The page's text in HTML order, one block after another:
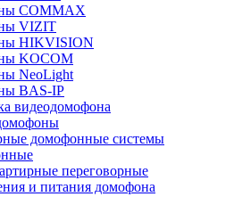
COMMAX
VIZIT
HIKVISION
KOCOM
NeoLight
BAS-IP
видеодомофона
домофонные системы
переговорные
и питания домофона